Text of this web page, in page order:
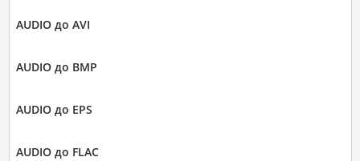
AUDIO до AVI
AUDIO до BMP
AUDIO до EPS
AUDIO до FLAC